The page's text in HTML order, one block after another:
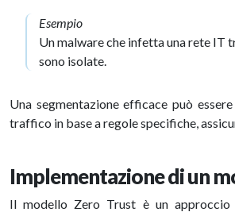
Esempio
Un malware che infetta una rete IT
sono isolate.
Una segmentazione efficace può
traffico in base a regole specifiche,
Implementazione di un
Il modello Zero Trust è un approccio